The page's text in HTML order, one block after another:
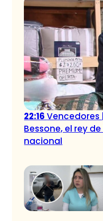
22:16Vencedores
Bessone, el rey
nacional